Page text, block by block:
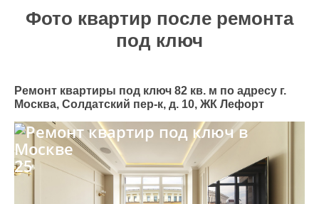
Фото квартир после ремонта
под ключ
Ремонт квартиры под ключ 82 кв. м по адресу г.
Москва, Солдатский пер-к, д. 10, ЖК Лефорт
25